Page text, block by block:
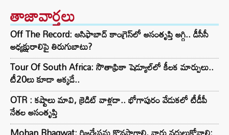
తాజావార్తలు
Off The Record: ఆసిఫాబాద్ కాంగ్రెస్‌లో అసంతృప్తి అగ్గి.. డీసీసీ
అధ్యక్షురాలిపై తిరుగుబాటు?
Tour Of South Africa: సౌతాఫ్రికా షెడ్యూల్‌లో కీలక మార్పులు..
టీ20లు కూడా అక్కడే..
OTR : కష్టాలు మావి, క్రెడిట్ వాళ్లదా.. భోగాపురం వేడుకలో టీడీపీ
నేతల అసంతృప్తి